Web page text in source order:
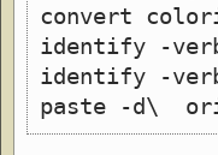
convert
identify -
identify -
paste -d\